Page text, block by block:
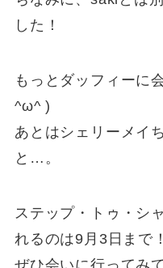
した！
もっとダッフィーに
^ω^ )
あとはシェリーメイ
と…。
ステップ・トゥ・シ
れるのは9月3日まで！
ぜひ会いに行ってみ